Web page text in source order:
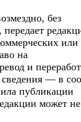
без
передает
или
на
и
— в
публикации
может не